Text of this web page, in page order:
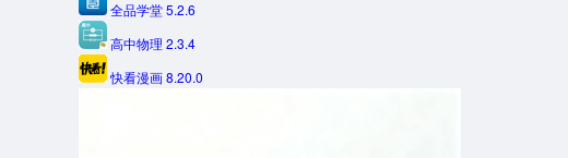
全品学堂 5.2.6
高中物理 2.3.4
快看漫画 8.20.0